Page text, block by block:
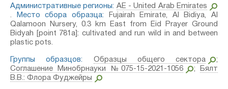
Административные регионы: AE - United Arab Emirates
.
Место сбора образца: Fujairah Emirate, Al Bidiya, Al
Qalamoon Nursery, 0.3 km East from Eid Prayer Ground
Bidyah [point 781a]: cultivated and run wild in and between
plastic pots.
Группы образцов: Образцы общего сектора
;
Соглашение Минобрнауки №075-15-2021-1056
;
Бялт
В.В.: Флора Фуджейры